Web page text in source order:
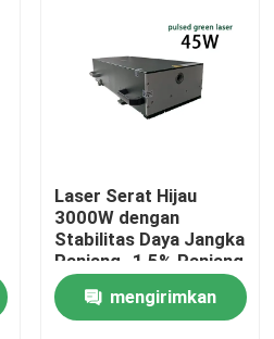
Laser Serat Hijau
3000W dengan
Stabilitas Daya Jangka
Panjang -1,5% Panjang
Gelombang 1064nm
untuk Pabrik
Manufaktur
mengirimkan